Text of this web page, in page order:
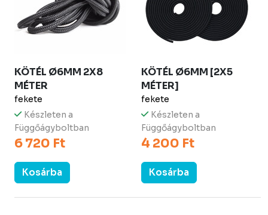
KÖTÉL Ø6MM 2X8
MÉTER
fekete
Készleten a
Függőágyboltban
6 720 Ft
Kosárba
KÖTÉL Ø6MM [2X5
MÉTER]
fekete
Készleten a
Függőágyboltban
4 200 Ft
Kosárba